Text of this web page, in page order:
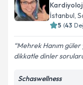
İstanbul,
5 (43
Mehrek Hanım güler
dikkatle dinler
Schaswellness